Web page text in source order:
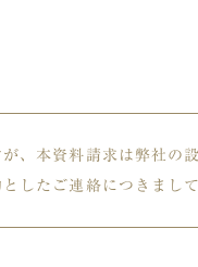
、本資料請求は弊社の
したご連絡につきまし